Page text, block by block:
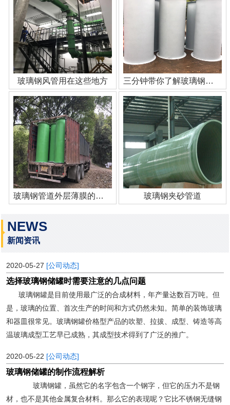
玻璃钢风管用在这些地方 三分钟带你了解玻璃钢管道
玻璃钢管道外层薄膜的作用 玻璃钢夹砂管道
NEWS
新闻资讯
2020-05-27 [公司动态]
选择玻璃钢储罐时需要注意的几点问题
玻璃钢罐是目前使用最广泛的合成材料，年产量达数百万吨。但
是，玻璃的位置、首次生产的时间和方式仍然未知。简单的装饰玻璃
和器皿很常见。玻璃钢罐价格型产品的吹塑、拉拔、成型、铸造等高
温玻璃成型工艺早已成熟，其成型技术得到了广泛的推广。
2020-05-22 [公司动态]
玻璃钢储罐的制作流程解析
玻璃钢罐，虽然它的名字包含一个钢字，但它的压力不是钢
材，也不是其他金属复合材料。那么它的表现呢？它比不锈钢无缝钢